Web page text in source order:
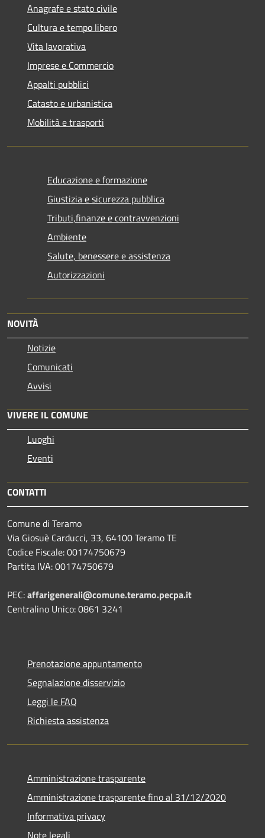
Anagrafe e stato civile
Cultura e tempo libero
Vita lavorativa
Imprese e Commercio
Appalti pubblici
Catasto e urbanistica
Mobilità e trasporti
Educazione e formazione
Giustizia e sicurezza pubblica
Tributi,finanze e contravvenzioni
Ambiente
Salute, benessere e assistenza
Autorizzazioni
NOVITÀ
Notizie
Comunicati
Avvisi
VIVERE IL COMUNE
Luoghi
Eventi
CONTATTI
Comune di Teramo
Via Giosuè Carducci, 33, 64100 Teramo TE
Codice Fiscale: 00174750679
Partita IVA: 00174750679
PEC:affarigenerali@comune.teramo.pecpa.it
Centralino Unico: 0861 3241
Prenotazione appuntamento
Segnalazione disservizio
Leggi le FAQ
Richiesta assistenza
Amministrazione trasparente
Amministrazione trasparente fino al 31/12/2020
Informativa privacy
Note legali